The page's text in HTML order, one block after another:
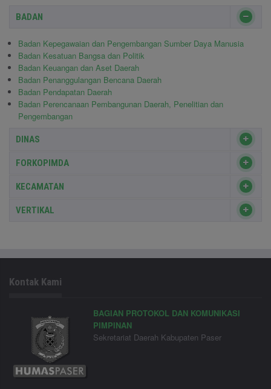
BADAN
Badan Kepegawaian dan Pengembangan Sumber Daya Manusia
Badan Kesatuan Bangsa dan Politik
Badan Keuangan dan Aset Daerah
Badan Penanggulangan Bencana Daerah
Badan Pendapatan Daerah
Badan Perencanaan Pembangunan Daerah, Penelitian dan
Pengembangan
DINAS
FORKOPIMDA
KECAMATAN
VERTIKAL
Kontak Kami
BAGIAN PROTOKOL DAN KOMUNIKASI
PIMPINAN
Sekretariat Daerah Kabupaten Paser